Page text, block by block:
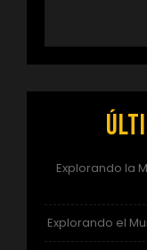
Explorando la
Explorando el